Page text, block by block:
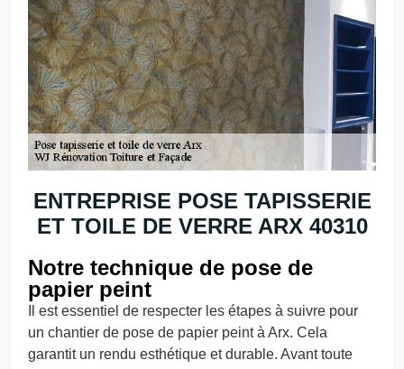
ENTREPRISE POSE TAPISSERIE
ET TOILE DE VERRE ARX 40310
Notre technique de pose de
papier peint
Il est essentiel de respecter les étapes à suivre pour
un chantier de pose de papier peint à Arx. Cela
garantit un rendu esthétique et durable. Avant toute